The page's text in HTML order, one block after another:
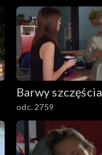
Barwy szczęścia
odc. 2759